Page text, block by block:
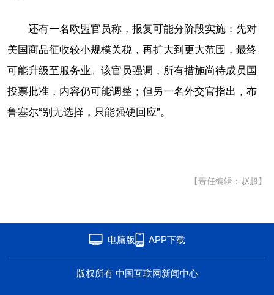
还有一名欧盟官员称，报复可能分阶段实施：先对
美国商品征收较小规模关税，再扩大到更大范围，最终
可能升级至服务业。该官员强调，所有措施尚待成员国
投票批准，内容仍可能调整；但另一名外交官指出，布
鲁塞尔“别无选择，只能强硬回应”。
【责任编辑：赵超】
电脑版 APP下载
版权所有 中国互联网新闻中心